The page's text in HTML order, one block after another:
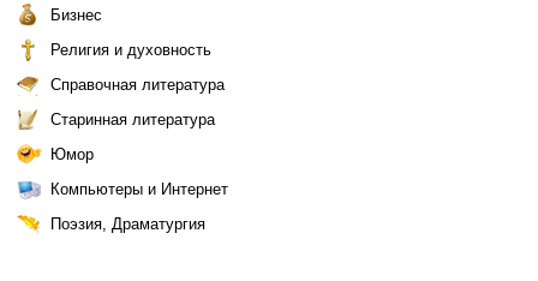
Бизнес
Религия и духовность
Справочная литература
Старинная литература
Юмор
Компьютеры и Интернет
Поэзия, Драматургия